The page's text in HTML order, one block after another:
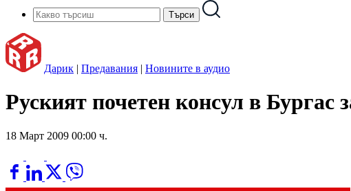
Дарик | Предавания | Новините в аудио
Руският почетен консул в
18 Март 2009 00:00 ч.